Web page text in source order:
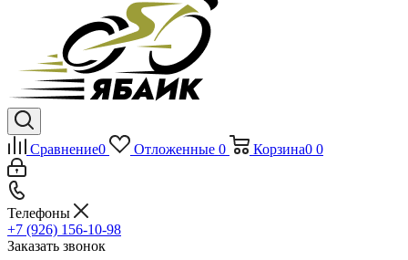
Сравнение0 Отложенные 0 Корзина0 0
Телефоны
+7 (926) 156-10-98
Заказать звонок